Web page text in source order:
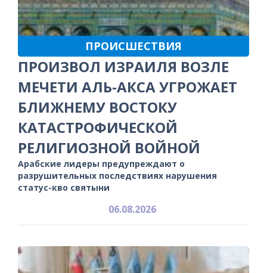
ПРОИСШЕСТВИЯ
ПРОИЗВОЛ ИЗРАИЛЯ ВОЗЛЕ
МЕЧЕТИ АЛЬ-АКСА УГРОЖАЕТ
БЛИЖНЕМУ ВОСТОКУ
КАТАСТРОФИЧЕСКОЙ
РЕЛИГИОЗНОЙ ВОЙНОЙ
Арабские лидеры предупреждают о
разрушительных последствиях нарушения
статус-кво святыни
06.08.2026